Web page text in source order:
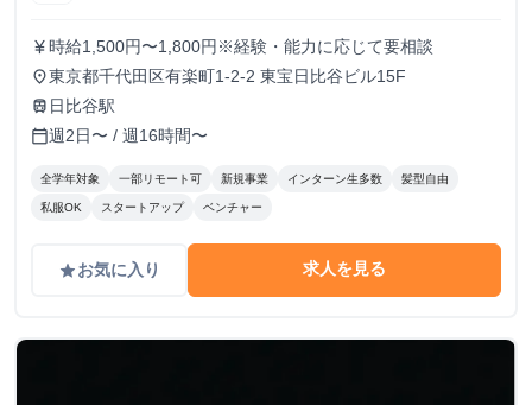
currency_yen 時給1,500円〜1,800円※経験・能力に応じて要相談
place東京都千代田区有楽町1-2-2 東宝日比谷ビル15F
train 日比谷駅
calendar_today週2日〜 / 週16時間〜
全学年対象 一部リモート可 新規事業 インターン生多数 髪型自由
私服OK スタートアップ ベンチャー
gradeお気に入り 求人を見る